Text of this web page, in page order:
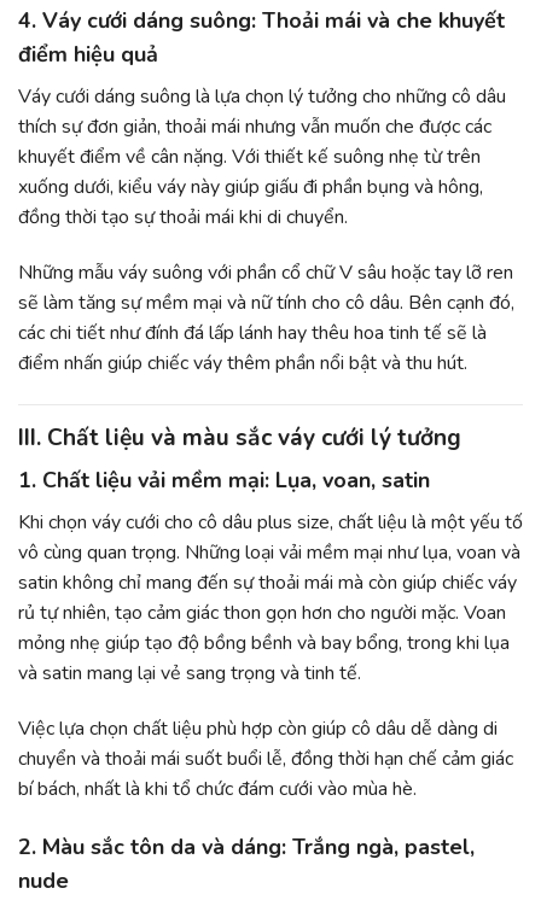
4. Váy cưới dáng suông: Thoải mái và che khuyết
điểm hiệu quả
Váy cưới dáng suông là lựa chọn lý tưởng cho những cô dâu
thích sự đơn giản, thoải mái nhưng vẫn muốn che được các
khuyết điểm về cân nặng. Với thiết kế suông nhẹ từ trên
xuống dưới, kiểu váy này giúp giấu đi phần bụng và hông,
đồng thời tạo sự thoải mái khi di chuyển.
Những mẫu váy suông với phần cổ chữ V sâu hoặc tay lỡ ren
sẽ làm tăng sự mềm mại và nữ tính cho cô dâu. Bên cạnh đó,
các chi tiết như đính đá lấp lánh hay thêu hoa tinh tế sẽ là
điểm nhấn giúp chiếc váy thêm phần nổi bật và thu hút.
III. Chất liệu và màu sắc váy cưới lý tưởng
1. Chất liệu vải mềm mại: Lụa, voan, satin
Khi chọn váy cưới cho cô dâu plus size, chất liệu là một yếu tố
vô cùng quan trọng. Những loại vải mềm mại như lụa, voan và
satin không chỉ mang đến sự thoải mái mà còn giúp chiếc váy
rủ tự nhiên, tạo cảm giác thon gọn hơn cho người mặc. Voan
mỏng nhẹ giúp tạo độ bồng bềnh và bay bổng, trong khi lụa
và satin mang lại vẻ sang trọng và tinh tế.
Việc lựa chọn chất liệu phù hợp còn giúp cô dâu dễ dàng di
chuyển và thoải mái suốt buổi lễ, đồng thời hạn chế cảm giác
bí bách, nhất là khi tổ chức đám cưới vào mùa hè.
2. Màu sắc tôn da và dáng: Trắng ngà, pastel,
nude